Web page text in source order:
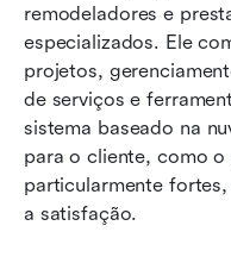
remodeladores e
especializados. Ele
projetos,
de serviços e
sistema baseado na
para o cliente, como
particularmente
a satisfação.